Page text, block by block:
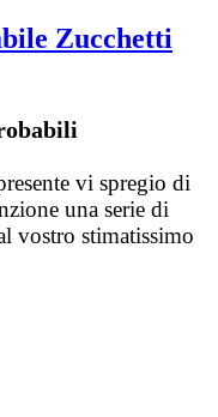
Zucchetti
vi spregio di
una serie di
vostro stimatissimo